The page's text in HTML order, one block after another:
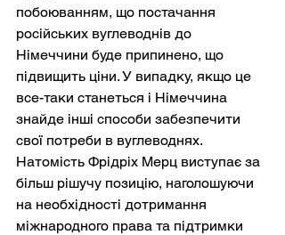
побоюванням, що постачання
російських вуглеводнів до
Німеччини буде припинено, що
підвищить ціни. У випадку, якщо це
все-таки станеться і Німеччина
знайде інші способи забезпечити
свої потреби в вуглеводнях.
Натомість Фрідріх Мерц виступає за
більш рішучу позицію, наголошуючи
на необхідності дотримання
міжнародного права та підтримки